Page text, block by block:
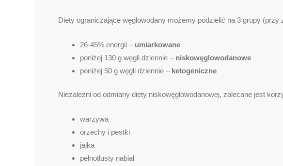
Diety ograniczające węglowodany możemy podzielić na 3 grupy (przy
26-45% energii – umiarkowane
poniżej 130 g węgli dziennie – niskowęglowodanowe
poniżej 50 g węgli dziennie – ketogeniczne
Niezależni od odmiany diety niskowęglowodanowej, zalecane jest
warzywa
orzechy i pestki
jajka
pełnotłusty nabiał